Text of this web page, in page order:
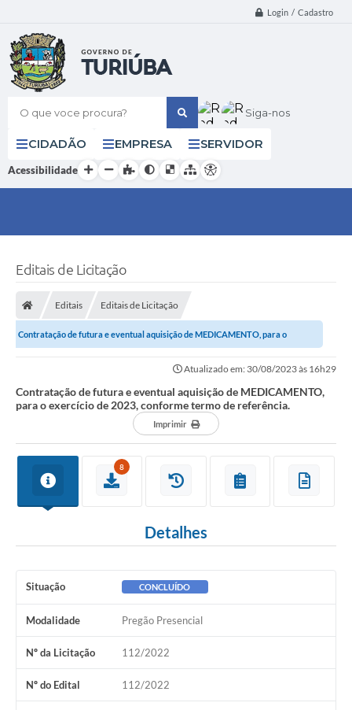
Login / Cadastro
O que voce procura? Siga-nos
CIDADÃO EMPRESA SERVIDOR
Acessibilidade
Editais de Licitação
Editais Editais de Licitação
Contratação de futura e eventual aquisição de MEDICAMENTO, para o
Atualizado em: 30/08/2023 às 16h29
Contratação de futura e eventual aquisição de MEDICAMENTO,
para o exercício de 2023, conforme termo de referência.
Imprimir
8
Detalhes
Situação CONCLUÍDO
Modalidade Pregão Presencial
Nº da Licitação 112/2022
Nº do Edital 112/2022